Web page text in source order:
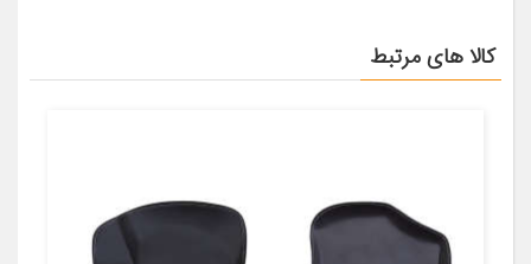
کالا های مرتبط